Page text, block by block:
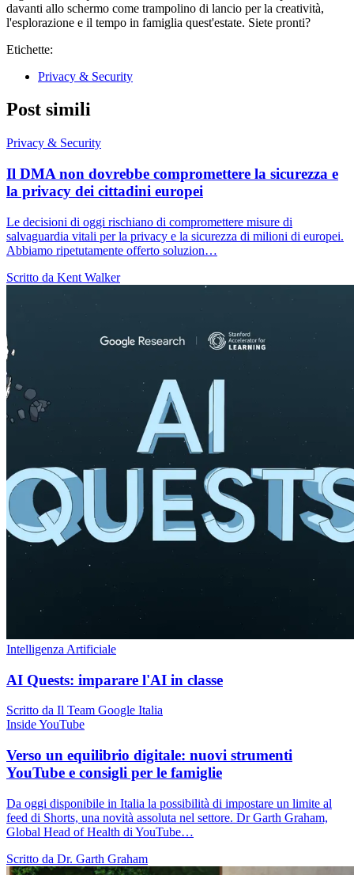
davanti allo schermo come trampolino di lancio per la creatività,
l'esplorazione e il tempo in famiglia quest'estate. Siete pronti?
Etichette:
Privacy & Security
Post simili
Privacy & Security
Il DMA non dovrebbe compromettere la sicurezza e
la privacy dei cittadini europei
Le decisioni di oggi rischiano di compromettere misure di
salvaguardia vitali per la privacy e la sicurezza di milioni di europei.
Abbiamo ripetutamente offerto soluzion…
Scritto da Kent Walker
Intelligenza Artificiale
AI Quests: imparare l'AI in classe
Scritto da Il Team Google Italia
Inside YouTube
Verso un equilibrio digitale: nuovi strumenti
YouTube e consigli per le famiglie
Da oggi disponibile in Italia la possibilità di impostare un limite al
feed di Shorts, una novità assoluta nel settore. Dr Garth Graham,
Global Head of Health di YouTube…
Scritto da Dr. Garth Graham